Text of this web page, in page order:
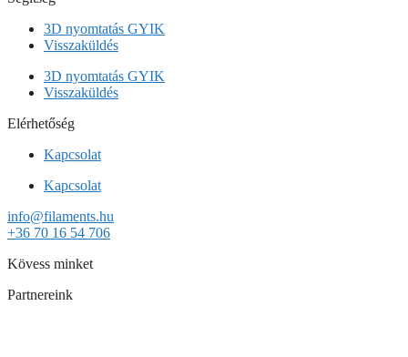
3D nyomtatás GYIK
Visszaküldés
3D nyomtatás GYIK
Visszaküldés
Elérhetőség
Kapcsolat
Kapcsolat
info@filaments.hu
+36 70 16 54 706
Kövess minket
Partnereink